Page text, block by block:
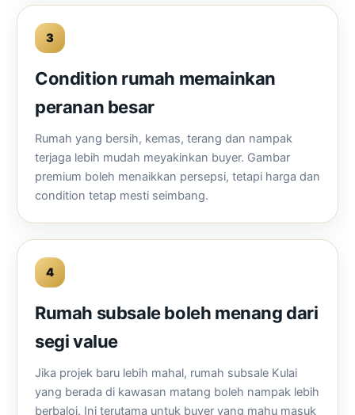
3
Condition rumah memainkan
peranan besar
Rumah yang bersih, kemas, terang dan nampak
terjaga lebih mudah meyakinkan buyer. Gambar
premium boleh menaikkan persepsi, tetapi harga dan
condition tetap mesti seimbang.
4
Rumah subsale boleh menang dari
segi value
Jika projek baru lebih mahal, rumah subsale Kulai
yang berada di kawasan matang boleh nampak lebih
berbaloi. Ini terutama untuk buyer yang mahu masuk